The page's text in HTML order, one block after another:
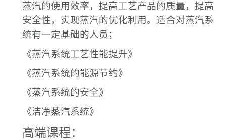
蒸汽的使用效率，提高工艺产品的质量，提高
安全性，实现蒸汽的优化利用。适合对蒸汽系
统有一定基础的人员；
《蒸汽系统工艺性能提升》
《蒸汽系统的能源节约》
《蒸汽系统的安全》
《洁净蒸汽系统》
高端课程：